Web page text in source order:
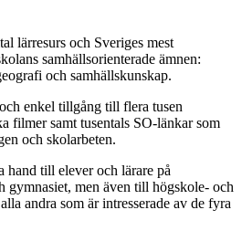
lärresurs och Sveriges mest
samhällsorienterade ämnen:
och samhällskunskap.
enkel tillgång till flera tusen
filmer samt tusentals SO-länkar som
och skolarbeten.
hand till elever och lärare på
gymnasiet, men även till högskole- och
andra som är intresserade av de fyra